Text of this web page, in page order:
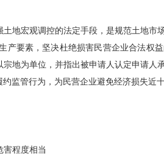
宏观调控的法定手段，是规范土地市
要素，坚决杜绝损害民营企业合法权
地为单位，并指出被申请人认定申请人
监管行为，为民营企业避免经济损失近
程度相当